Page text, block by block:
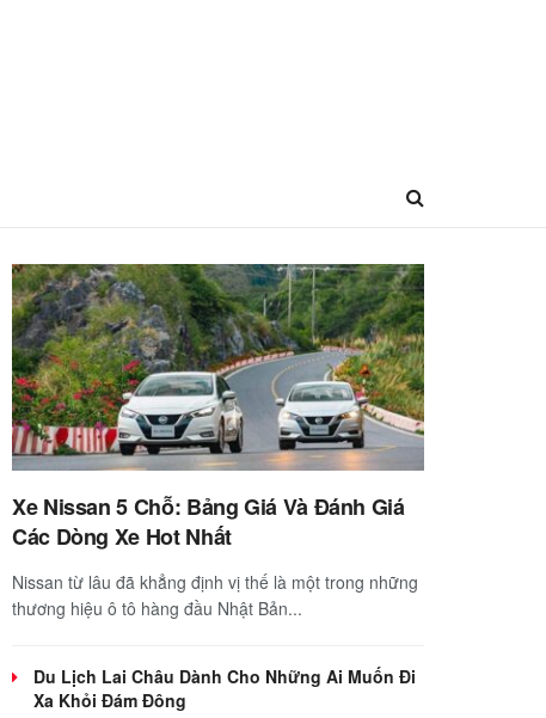
Xe Nissan 5 Chỗ: Bảng Giá Và Đánh Giá
Các Dòng Xe Hot Nhất
Nissan từ lâu đã khẳng định vị thế là một trong những
thương hiệu ô tô hàng đầu Nhật Bản...
Du Lịch Lai Châu Dành Cho Những Ai Muốn Đi
Xa Khỏi Đám Đông